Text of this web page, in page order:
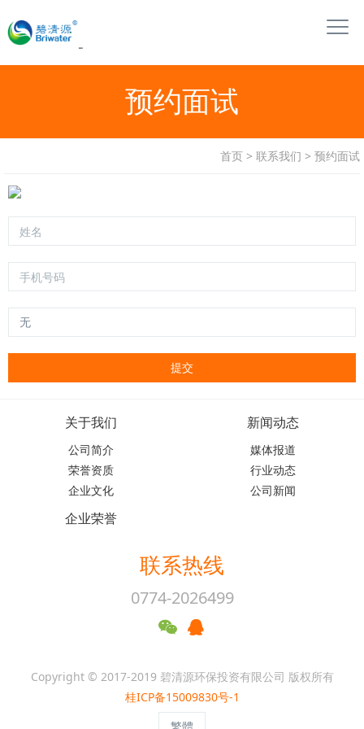
预约面试
首页 > 联系我们 > 预约面试
关于我们
公司简介
荣誉资质
企业文化
新闻动态
媒体报道
行业动态
公司新闻
企业荣誉
联系热线
0774-2026499
Copyright © 2017-2019 碧清源环保投资有限公司 版权所有
桂ICP备15009830号-1